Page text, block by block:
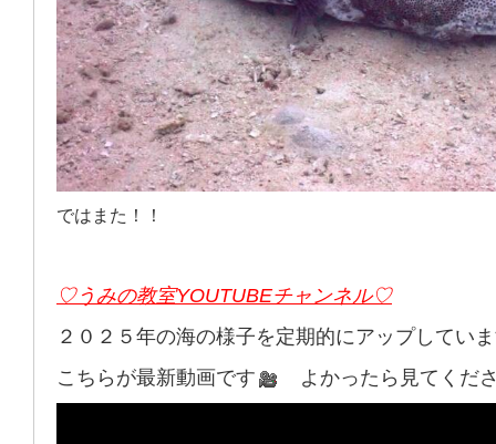
ではまた！！
♡うみの教室YOUTUBEチャンネル♡
２０２５年の海の様子を定期的にアップしてい
こちらが最新動画です
よかったら見てくだ